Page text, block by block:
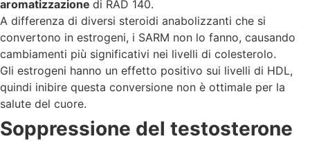
aromatizzazione di RAD 140.
A differenza di diversi steroidi anabolizzanti che si
convertono in estrogeni, i SARM non lo fanno, causando
cambiamenti più significativi nei livelli di colesterolo.
Gli estrogeni hanno un effetto positivo sui livelli di HDL,
quindi inibire questa conversione non è ottimale per la
salute del cuore.
Soppressione del testosterone